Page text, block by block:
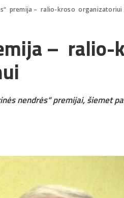
premija – ralio-kroso organizatoriui
– ralio-
nendrės“ premijai, šiemet